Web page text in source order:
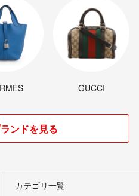
GUCCI
ンドを見る
カテゴリ一覧